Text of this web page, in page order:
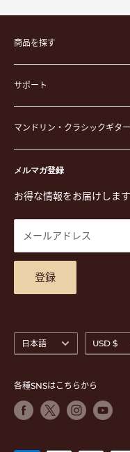
商品を探す
楽器
楽器ケース
弦
ピック
演奏用品
ステーショナリー&アクセ
楽譜
DVD
チケット
楽器レンタル
サポート
運営会社
イケガクについて
お買い物ガイド
特定商取引法に基づく表示
プライバシーポリシー
商品検索
お問合せ
アクセスマップ
メルマガ登録
お得な情報をお届けします
メールアドレス
登録
マンドリン・クラシックギタ
〒171-0021 東京都豊島区
TEL. 03-5952-1391 /
営業時間 月-水,金,土
休)
語
日本語
貨
USD $
各種SNSはこちらから